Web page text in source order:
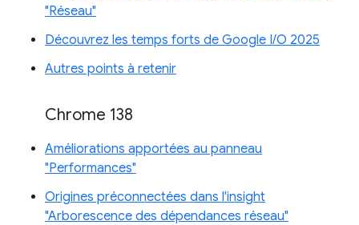
"Réseau"
Découvrez les temps forts de Google I/O 2025
Autres points à retenir
Chrome 138
Améliorations apportées au panneau
"Performances"
Origines préconnectées dans l'insight
"Arborescence des dépendances réseau"